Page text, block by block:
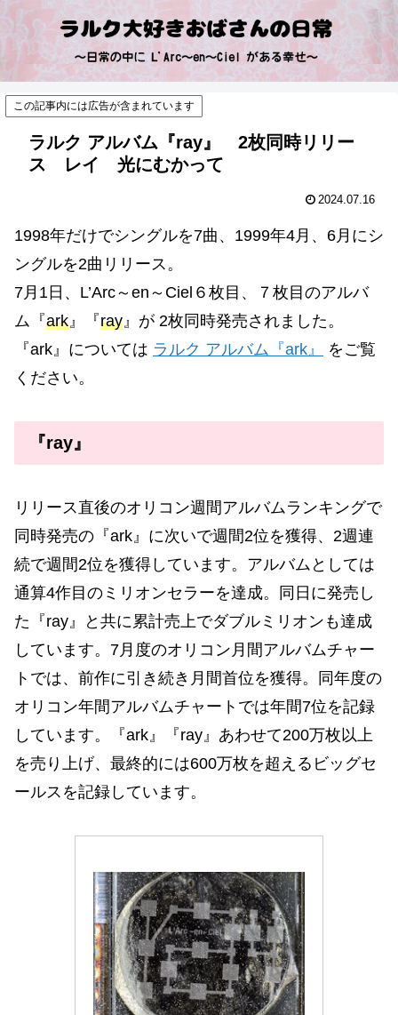
この記事内には広告が含まれています
ラルク アルバム『ray』 2枚同時リリー
ス レイ 光にむかって
2024.07.16
1998年だけでシングルを7曲、1999年4月、6月にシ
ングルを2曲リリース。
7月1日、L’Arc～en～Ciel６枚目、７枚目のアルバ
ム『ark』『ray』が 2枚同時発売されました。
『ark』については ラルク アルバム『ark』
をご覧
ください。
『ray』
リリース直後のオリコン週間アルバムランキングで
同時発売の『ark』に次いで週間2位を獲得、2週連
続で週間2位を獲得しています。アルバムとしては
通算4作目のミリオンセラーを達成。同日に発売し
た『ray』と共に累計売上でダブルミリオンも達成
しています。7月度のオリコン月間アルバムチャー
トでは、前作に引き続き月間首位を獲得。同年度の
オリコン年間アルバムチャートでは年間7位を記録
しています。『ark』『ray』あわせて200万枚以上
を売り上げ、最終的には600万枚を超えるビッグセ
ールスを記録しています。